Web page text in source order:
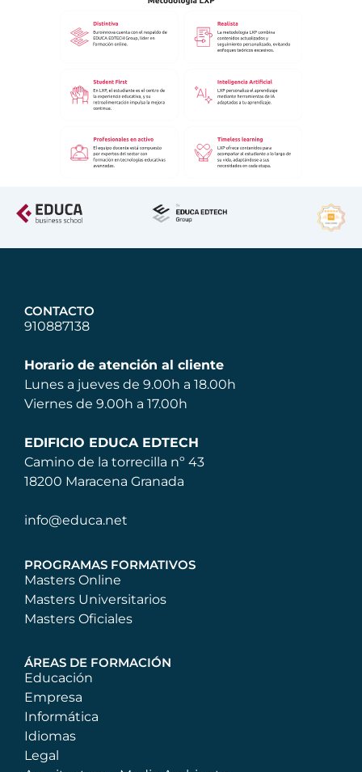
CONTACTO
910887138
Horario de atención al cliente
Lunes a jueves de 9.00h a 18.00h
Viernes de 9.00h a 17.00h
EDIFICIO EDUCA EDTECH
Camino de la torrecilla nº 43
18200 Maracena Granada
info@educa.net
PROGRAMAS FORMATIVOS
Masters Online
Masters Universitarios
Masters Oficiales
ÁREAS DE FORMACIÓN
Educación
Empresa
Informática
Idiomas
Legal